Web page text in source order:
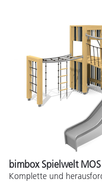
bimbox Spielwelt
Komplette und